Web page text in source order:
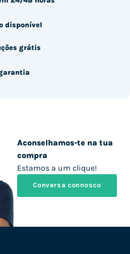
Aconselhamos-te na tua
compra
Estamos a um clique!
Conversa connosco
disponível
grátis